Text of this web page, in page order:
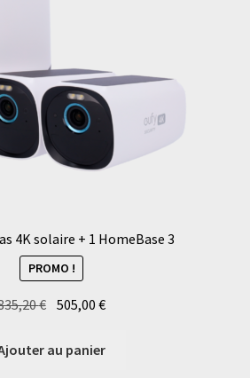
4K solaire + 1 HomeBase 3
PROMO !
€ Le
initial
505,00€Le
actuel
au panier